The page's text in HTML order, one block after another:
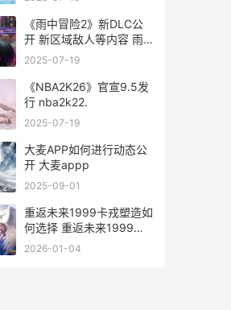
《雨中冒险2》新DLC公
开 新区域敌人等内容 雨
中冒险2月球道具图鉴
2025-07-19
《NBA2K26》官宣9.5发
行 nba2k22.
2025-07-19
大麦APP如何进行动态公
开 大麦appp
2025-09-01
重返未来1999卡戎塑造如
何选择 重返未来1999卡
牌
2026-01-04